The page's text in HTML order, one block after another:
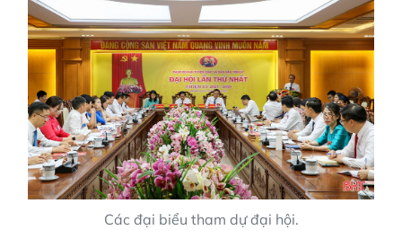
Các đại biểu tham dự đại hội.